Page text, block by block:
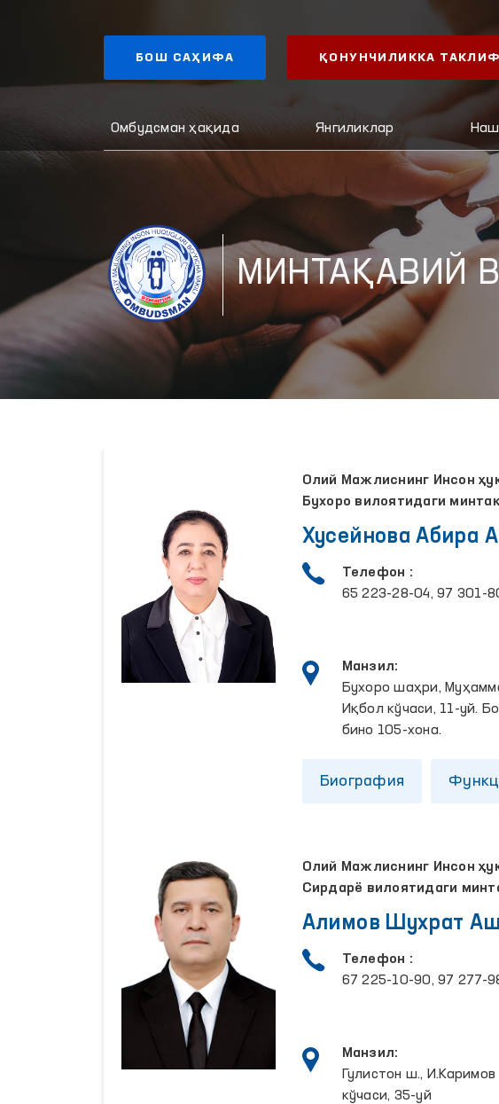
БОШ САҲИФА ҚОНУНЧИЛИККА
Омбудсман ҳақида Янгиликлар
МИНТАҚАВИЙ
Олий Мажлиснинг Инсон
Бухоро вилоятидаги
Хусейнова Абира
Телефон :
65 223-28-04, 97 301-
Манзил:
Бухоро шаҳри,
Иқбол кўчаси, 11-уй.
бино 105-хона.
Биография
Олий Мажлиснинг Инсон
Сирдарё вилоятидаги
Алимов Шухрат
Телефон :
67 225-10-90, 97 277-
Манзил:
Гулистон ш., И.Каримов
кўчаси, 35-уй